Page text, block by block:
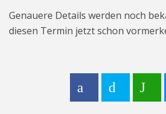
Genauere Details werden noch
diesen Termin jetzt schon